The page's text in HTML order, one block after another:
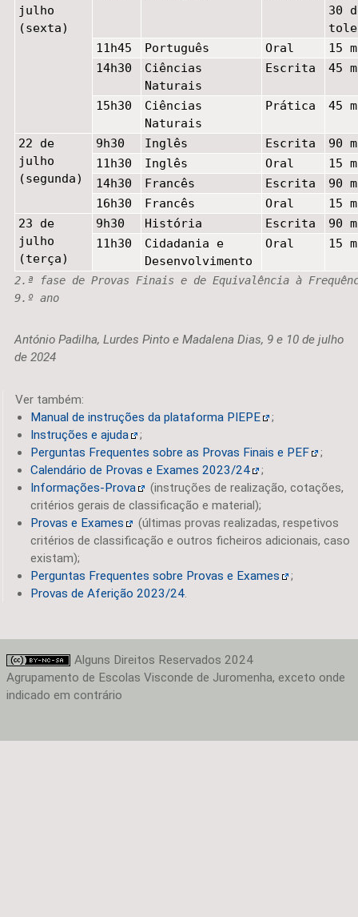
2.ª fase de Provas Finais e de Equivalência à
9.º ano
julho
(sexta)
30
11h45
Português Oral
15
14h30
Ciências
Naturais
Escrita 45
15h30
Ciências
Naturais
Prática 45
22 de
julho
(segunda)
9h30 Inglês Escrita
90
11h30
Inglês Oral
15
14h30
Francês Escrita
90
16h30
Francês Oral
15
23 de
julho
(terça)
9h30 História Escrita
90
11h30
Cidadania e
Desenvolvimento
Oral 15
António Padilha, Lurdes Pinto e Madalena Dias, 9 e 10 de julho
de 2024
Ver também:
Manual de instruções da plataforma PIEPE
;
Instruções e ajuda
;
Perguntas Frequentes sobre as Provas Finais e PEF
;
Calendário de Provas e Exames 2023/24
;
Informações-Prova
(instruções de realização, cotações,
critérios gerais de classificação e material);
Provas e Exames
(últimas provas realizadas, respetivos
critérios de classificação e outros ficheiros adicionais, caso
existam);
Perguntas Frequentes sobre Provas e Exames
;
Provas de Aferição 2023/24.
Alguns Direitos Reservados 2024
Agrupamento de Escolas Visconde de Juromenha, exceto onde
indicado em contrário